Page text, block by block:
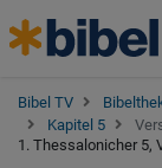
Bibel TV
Kapitel 5
1. Thessalonicher 5,